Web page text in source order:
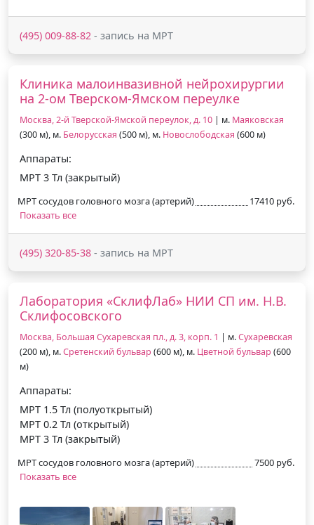
(495) 009-88-82 - запись на МРТ
Клиника малоинвазивной нейрохирургии
на 2-ом Тверском-Ямском переулке
Москва, 2-й Тверской-Ямской переулок, д. 10 | м. Маяковская
(300 м), м. Белорусская (500 м), м. Новослободская (600 м)
Аппараты:
МРТ 3 Тл (закрытый)
МРТ сосудов головного мозга (артерий)
17410 руб.
Показать все
(495) 320-85-38 - запись на МРТ
Лаборатория «СклифЛаб» НИИ СП им. Н.В.
Склифосовского
Москва, Большая Сухаревская пл., д. 3, корп. 1 | м.Сухаревская
(200 м), м.Сретенский бульвар (600 м), м. Цветной бульвар (600
м)
Аппараты:
МРТ 1.5 Тл (полуоткрытый)
МРТ 0.2 Тл (открытый)
МРТ 3 Тл (закрытый)
МРТ сосудов головного мозга (артерий)
7500 руб.
Показать все